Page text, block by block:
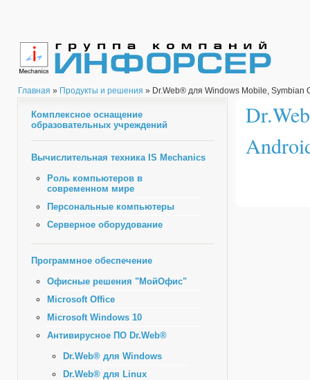
Главная » Продукты и решения » Dr.Web® для Windows Mobile, Symbian
Комплексное оснащение
образовательных учреждений
Вычислительная техника IS Mechanics
Роль компьютеров в
современном мире
Персональные компьютеры
Серверное оборудование
Программное обеспечение
Офисные решения "МойОфис"
Microsoft Office
Microsoft Windows 10
Антивирусное ПО Dr.Web®
Dr.Web® для Windows
Dr.Web® для Linux